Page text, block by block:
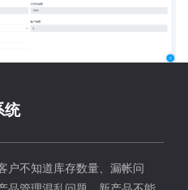
统
户不知道库存数量、漏帐问